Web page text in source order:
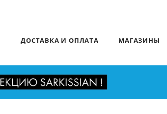
ДОСТАВКА И ОПЛАТА МАГАЗИНЫ